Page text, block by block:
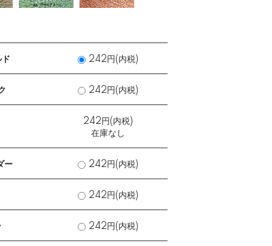
242円(内税)
242円(内税)
242円(内税)
在庫なし
ー 242円(内税)
242円(内税)
242円(内税)